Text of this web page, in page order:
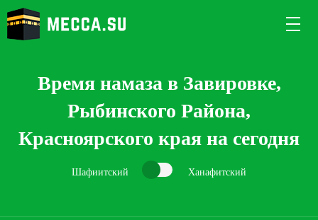
Время намаза в Завировке,
Рыбинского Района,
Красноярского края на сегодня
Шафиитский Ханафитский